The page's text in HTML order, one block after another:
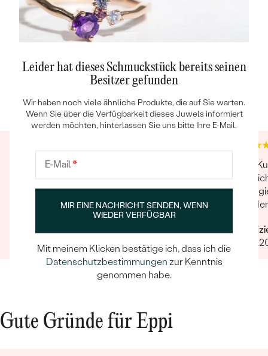
Trusted shop Bewertungen
4.9
Google Bewertungen
4.9
Schmuck ist sehr schön, so wie auf der
Webseite gezeigt. Die Lieferung kam schneller
als prognostiziert und ich wurde über die
Bestellung sowie die Lieferung persönlich
03.05.2021
Ganze Bewertung anzeigen
Den
Gute Gründe für Eppi
Leider hat dieses Schmuckstück bereits seinen
Besitzer gefunden
Wir haben noch viele ähnliche Produkte, die auf Sie warten.
Wenn Sie über die Verfügbarkeit dieses Juwels informiert
werden möchten, hinterlassen Sie uns bitte Ihre E-Mail.
E-Mail*
MIR EINE NACHRICHT SENDEN, WENN
WIEDER VERFÜGBAR
Mit meinem Klicken bestätige ich, dass ich die
Datenschutzbestimmungen zur Kenntnis
genommen habe.